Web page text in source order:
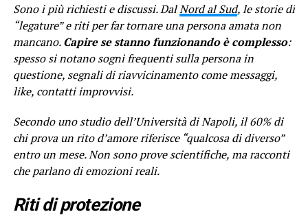
Sono i più richiesti e discussi. DalNord al Sud, le storie di
“legature” e riti per far tornare una persona amata non
mancano.Capire se stanno funzionando è complesso:
spesso si notano sogni frequenti sulla persona in
questione, segnali di riavvicinamento come messaggi,
like, contatti improvvisi.
Secondo uno studio dell’Università di Napoli, il 60% di
chi prova un rito d’amore riferisce “qualcosa di diverso”
entro un mese. Non sono prove scientifiche, ma racconti
che parlano di emozioni reali.
Riti di protezione